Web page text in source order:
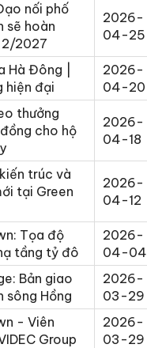
nối phố
sẽ hoàn
2/2027
2026-
04-25
Hà Đông |
hiện đại
2026-
04-20
thưởng
cho hộ
2026-
04-18
trúc và
tại Green
2026-
04-12
Tọa độ
tầng tỷ đô
2026-
04-04
Bản giao
sông Hồng
2026-
03-29
- Viên
Group
2026-
03-29